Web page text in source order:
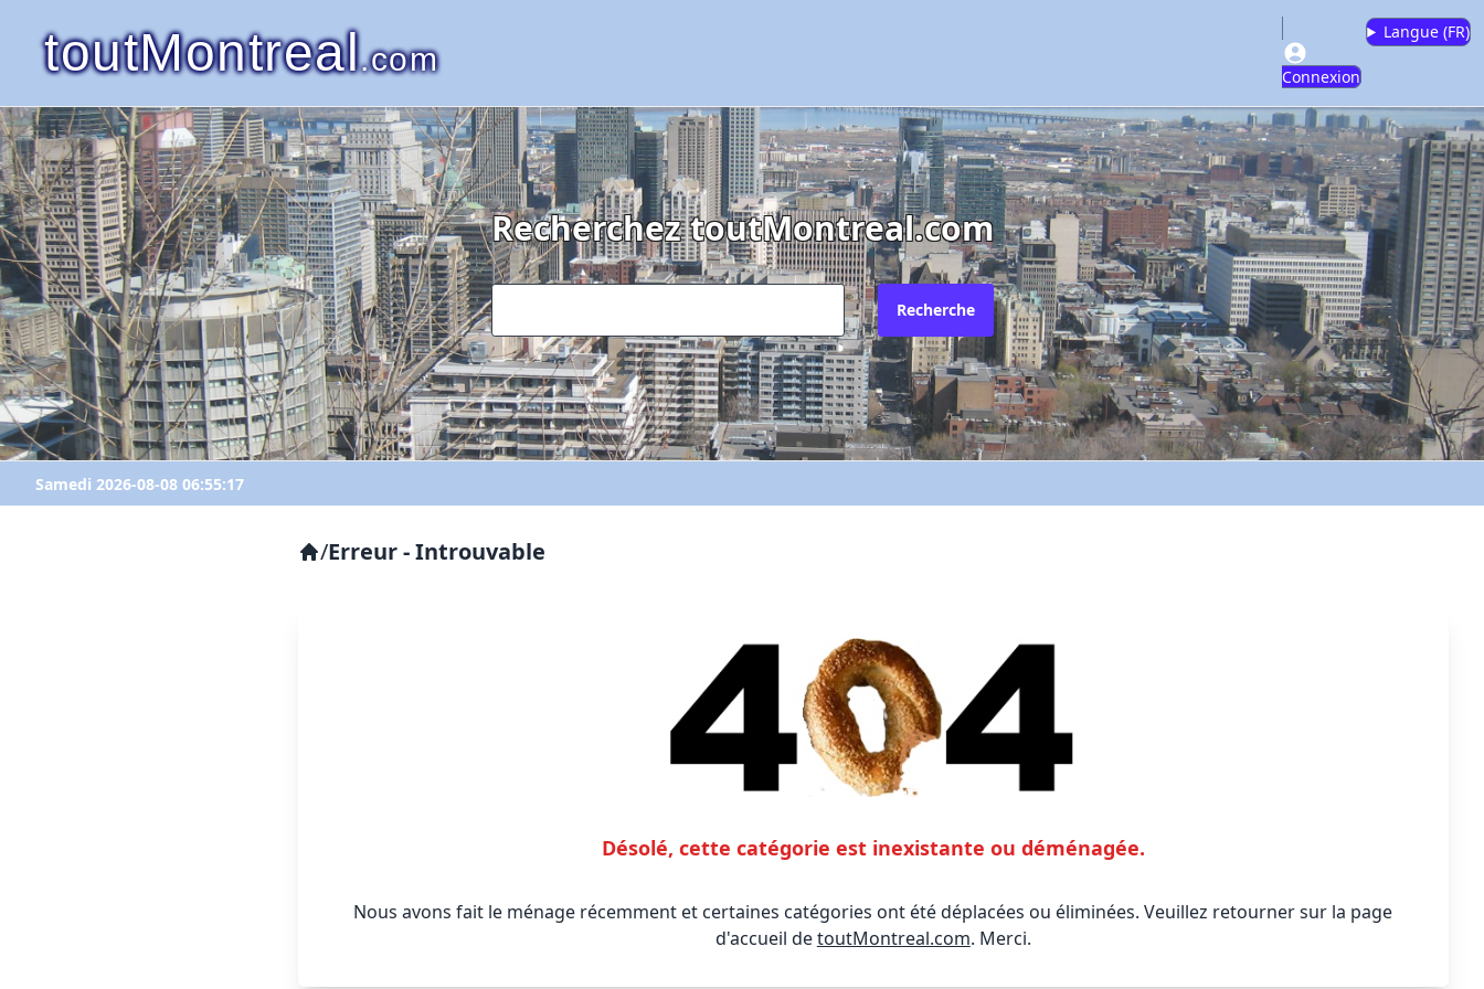
toutMontreal.com Connexion
Langue (FR)
Recherchez toutMontreal.com
Recherche
Samedi 2026-08-08 06:55:17
/Erreur - Introuvable
Désolé, cette catégorie est inexistante ou déménagée.
Nous avons fait le ménage récemment et certaines catégories ont été déplacées ou éliminées. Veuillez retourner sur la page
d'accueil detoutMontreal.com. Merci.